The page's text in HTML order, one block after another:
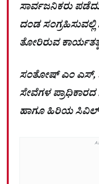
ಸಾರ್ವಜನಿಕರು
ದಂಡ
ತೋರಿರುವ
ಸಂತೋಷ್ ಎಂ ಎಸ್,
ಸೇವೆಗಳ
ಹಾಗೂ ಹಿರಿಯ ಸಿವಿಲ್